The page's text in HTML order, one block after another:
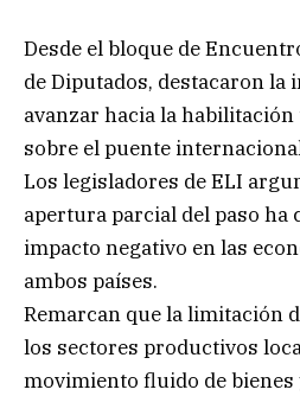
Desde el bloque de
de Diputados, destacaron la
avanzar hacia la
sobre el puente
Los legisladores de ELI
apertura parcial del paso ha
impacto negativo en las
ambos países.
Remarcan que la limitación
los sectores productivos
movimiento fluido de bienes